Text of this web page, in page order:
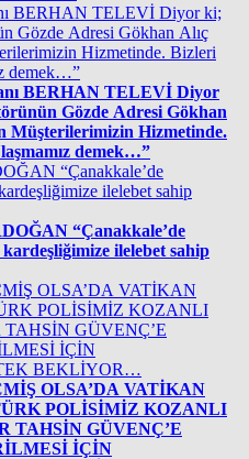
BERHAN TELEVİ Diyor
Müşterilerimizin Hizmetinde.
demek…”
“Çanakkale’de
kardeşliğimize ilelebet sahip
OLSA’DA VATİKAN
POLİSİMİZ KOZANLI
TAHSİN GÜVENÇ’E
İÇİN